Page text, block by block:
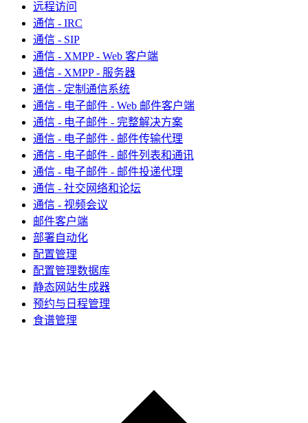
远程访问
通信 - IRC
通信 - SIP
通信 - XMPP - Web 客户端
通信 - XMPP - 服务器
通信 - 定制通信系统
通信 - 电子邮件 - Web 邮件客户端
通信 - 电子邮件 - 完整解决方案
通信 - 电子邮件 - 邮件传输代理
通信 - 电子邮件 - 邮件列表和通讯
通信 - 电子邮件 - 邮件投递代理
通信 - 社交网络和论坛
通信 - 视频会议
邮件客户端
部署自动化
配置管理
配置管理数据库
静态网站生成器
预约与日程管理
食谱管理